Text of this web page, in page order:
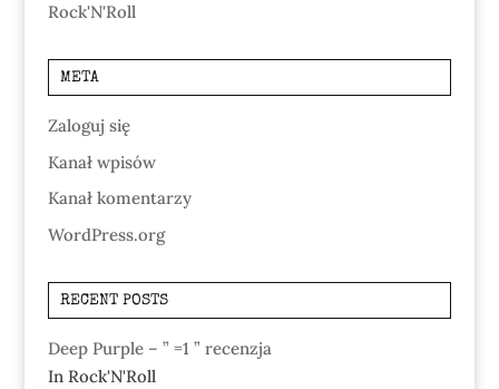
Rock'N'Roll
META
Zaloguj się
Kanał wpisów
Kanał komentarzy
WordPress.org
RECENT POSTS
Deep Purple – ” =1 ” recenzja
In Rock'N'Roll